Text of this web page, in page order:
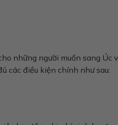
những người muốn sang Úc
các điều kiện chính như sau: